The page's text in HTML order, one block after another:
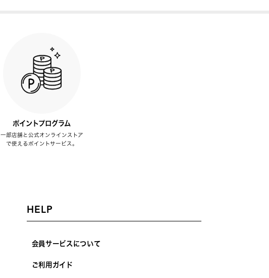
ポイントプログラム
一部店舗と公式オンラインストア
で使えるポイントサービス。
HELP
会員サービスについて
ご利用ガイド